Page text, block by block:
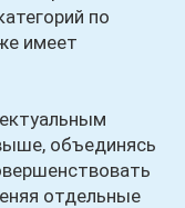
по
имеет
объединясь
отдельные